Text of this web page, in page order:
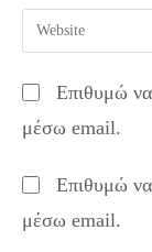
comment
email
address
comment
Enter
your
URL
(optional)
Επιθυμώ να
μέσω email.
Επιθυμώ να
μέσω email.